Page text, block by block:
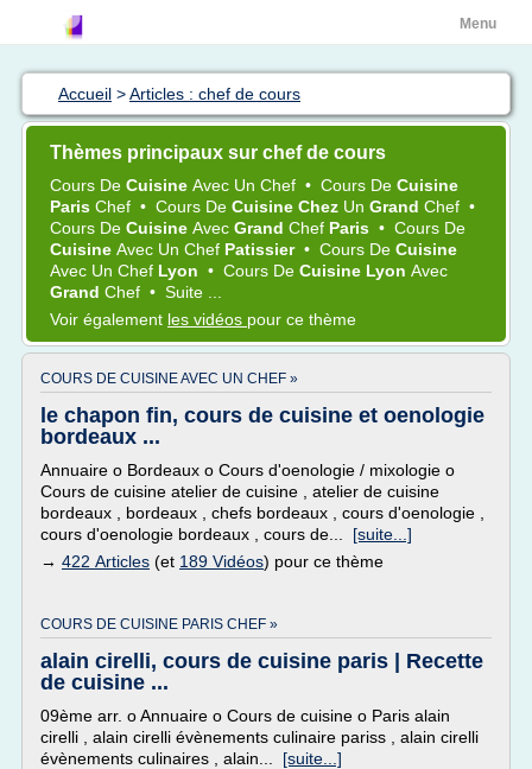
Menu
Accueil >Articles : chef de cours
Thèmes principaux sur chef de cours
Cours De Cuisine Avec Un Chef • Cours De Cuisine
Paris Chef • Cours De Cuisine Chez Un Grand Chef •
Cours De Cuisine Avec Grand Chef Paris • Cours De
Cuisine Avec Un Chef Patissier • Cours De Cuisine
Avec Un Chef Lyon • Cours De Cuisine Lyon Avec
Grand Chef • Suite ...
Voir également les vidéos pour ce thème
COURS DE CUISINE AVEC UN CHEF »
le chapon fin, cours de cuisine et oenologie
bordeaux ...
Annuaire o Bordeaux o Cours d'oenologie / mixologie o
Cours de cuisine atelier de cuisine , atelier de cuisine
bordeaux , bordeaux , chefs bordeaux , cours d'oenologie ,
cours d'oenologie bordeaux , cours de... [suite...]
→ 422 Articles (et 189 Vidéos) pour ce thème
COURS DE CUISINE PARIS CHEF »
alain cirelli, cours de cuisine paris | Recette
de cuisine ...
09ème arr. o Annuaire o Cours de cuisine o Paris alain
cirelli , alain cirelli évènements culinaire pariss , alain cirelli
évènements culinaires , alain... [suite...]